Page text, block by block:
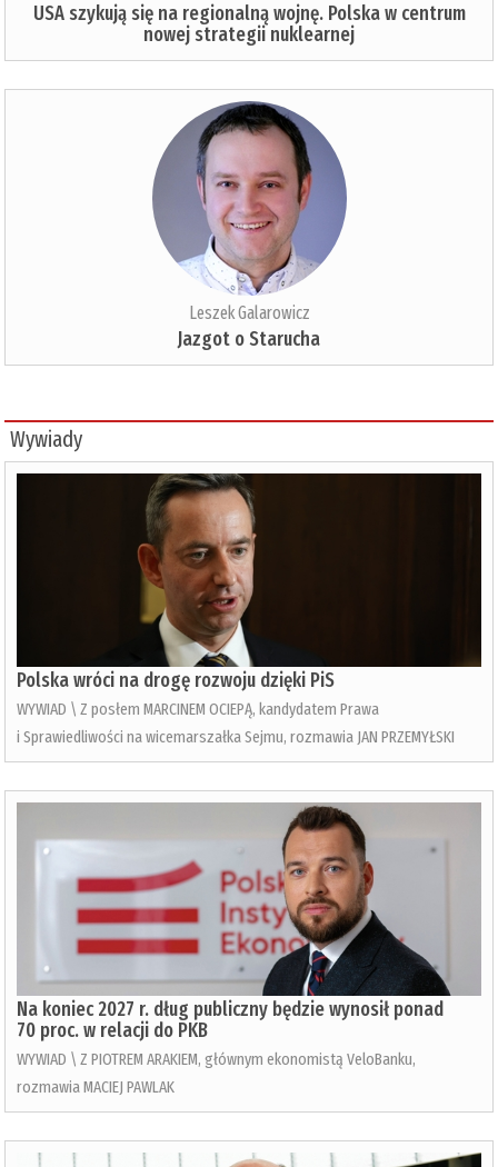
USA szykują się na regionalną wojnę. Polska w centrum
nowej strategii nuklearnej
Leszek Galarowicz
Jazgot o Starucha
Wywiady
Polska wróci na drogę rozwoju dzięki PiS
WYWIAD \ Z posłem MARCINEM OCIEPĄ, kandydatem Prawa
i Sprawiedliwości na wicemarszałka Sejmu, rozmawia JAN PRZEMYŁSKI
Na koniec 2027 r. dług publiczny będzie wynosił ponad
70 proc. w relacji do PKB
WYWIAD \ Z PIOTREM ARAKIEM, głównym ekonomistą VeloBanku,
rozmawia MACIEJ PAWLAK